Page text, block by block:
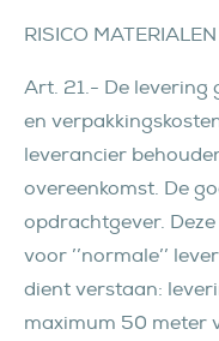
RISICO
Art. 21.- De levering
en
leverancier
overeenkomst. De
opdrachtgever.
voor ’’normale’’
dient verstaan:
maximum 50 meter